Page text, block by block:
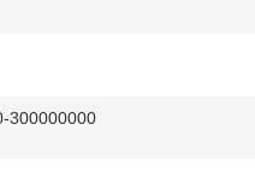
300000000